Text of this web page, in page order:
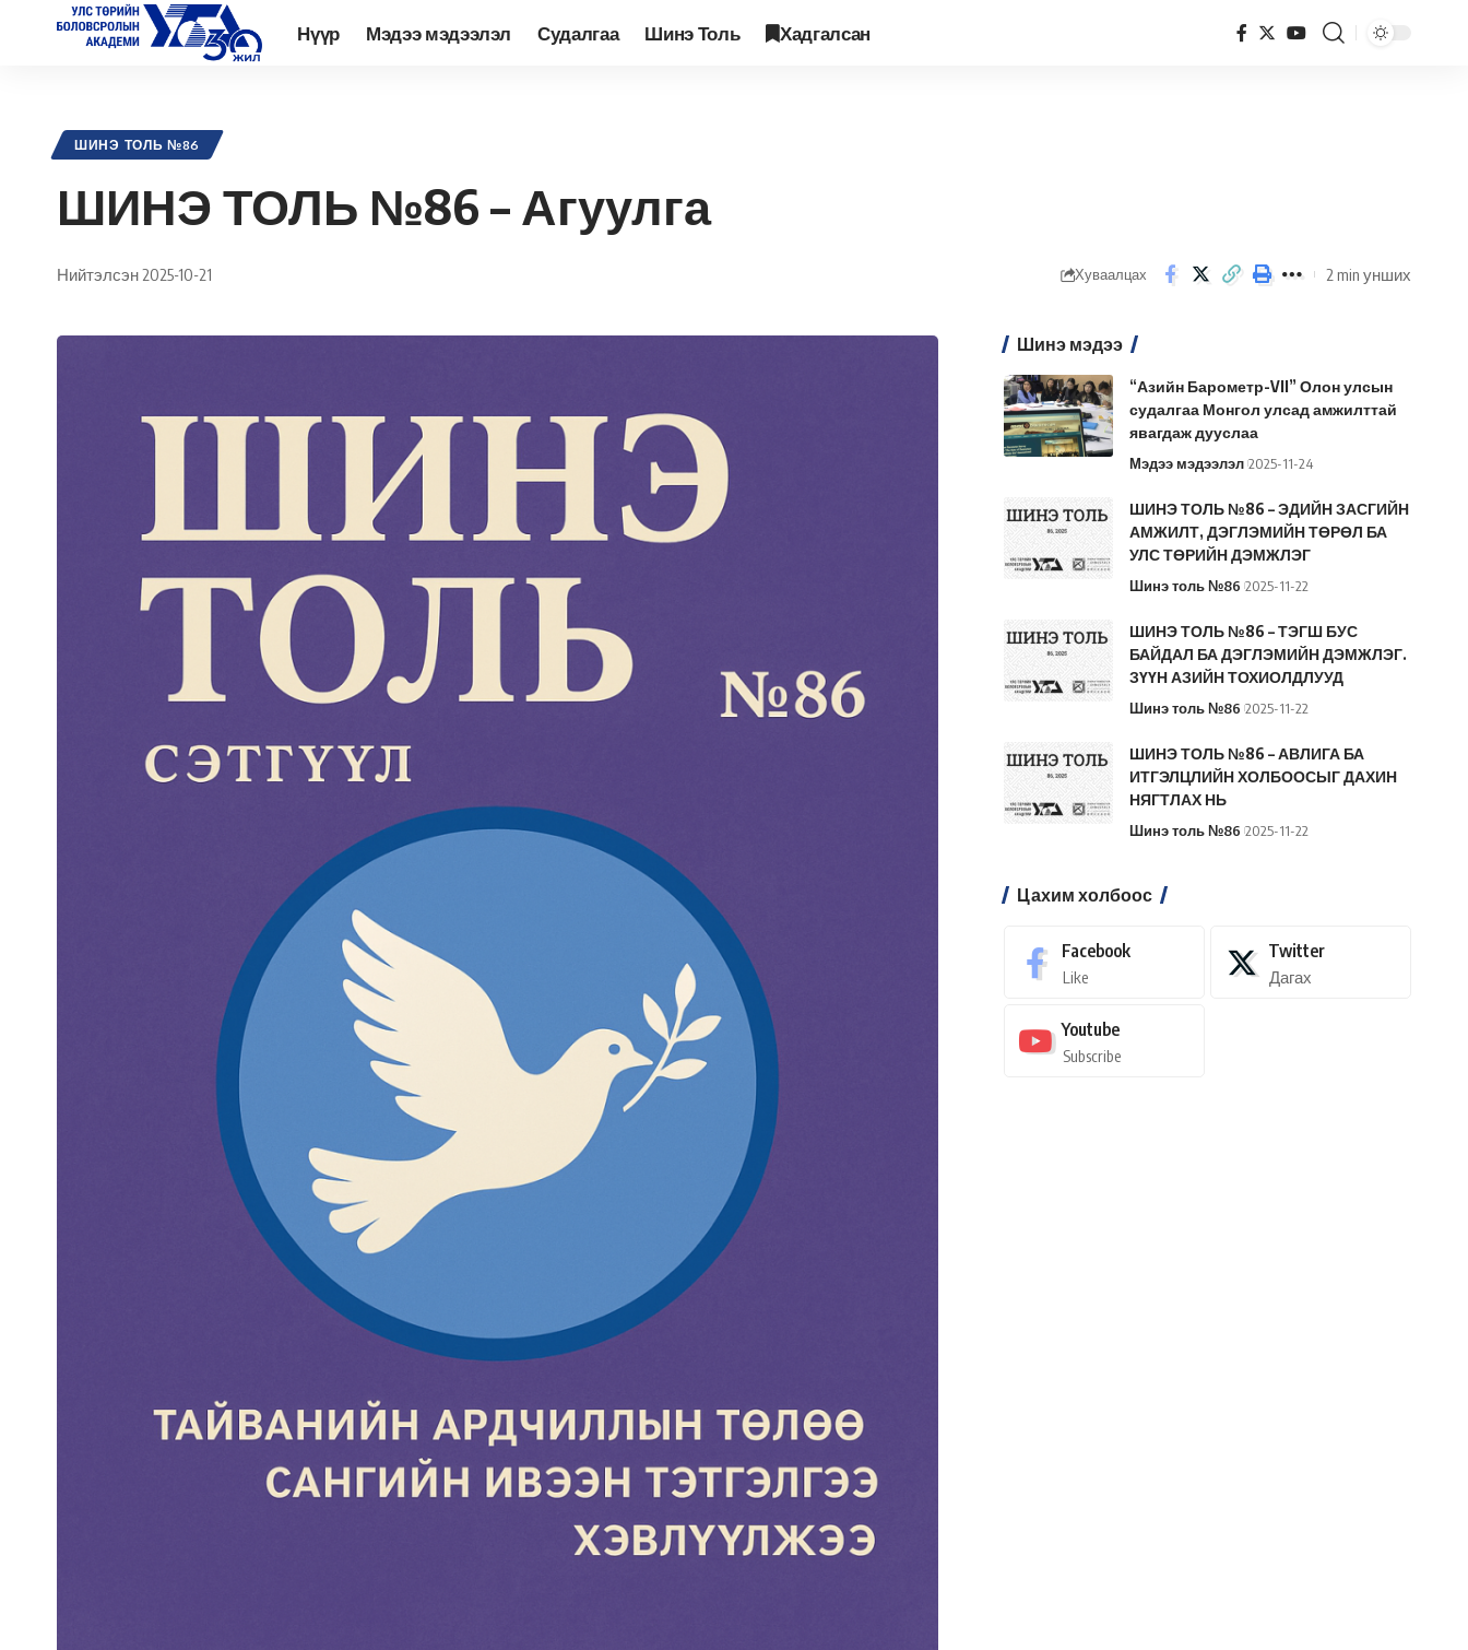
Нүүр Мэдээ мэдээлэл Судалгаа Шинэ Толь Хадгалсан
ШИНЭ ТОЛЬ №86
ШИНЭ ТОЛЬ №86 – Агуулга
Нийтэлсэн 2025-10-21 Хуваалцах 2 min унших
Шинэ мэдээ
“Азийн Барометр-VII” Олон улсын
судалгаа Монгол улсад амжилттай
явагдаж дууслаа
Мэдээ мэдээлэл 2025-11-24
ШИНЭ ТОЛЬ №86 – ЭДИЙН ЗАСГИЙН
АМЖИЛТ, ДЭГЛЭМИЙН ТӨРӨЛ БА
УЛС ТӨРИЙН ДЭМЖЛЭГ
Шинэ толь №86 2025-11-22
ШИНЭ ТОЛЬ №86 – ТЭГШ БУС
БАЙДАЛ БА ДЭГЛЭМИЙН ДЭМЖЛЭГ.
ЗҮҮН АЗИЙН ТОХИОЛДЛУУД
Шинэ толь №86 2025-11-22
ШИНЭ ТОЛЬ №86 – АВЛИГА БА
ИТГЭЛЦЛИЙН ХОЛБООСЫГ ДАХИН
НЯГТЛАХ НЬ
Шинэ толь №86 2025-11-22
Цахим холбоос
Facebook
Like
Twitter
Дагах
Youtube
Subscribe